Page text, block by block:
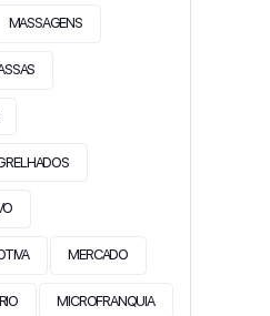
MASSAGENS
MERCADO
MICROFRANQUIA